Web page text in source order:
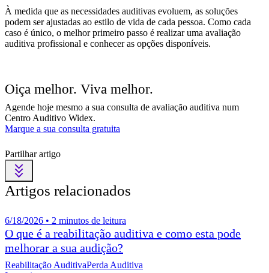
À medida que as necessidades auditivas evoluem, as soluções
podem ser ajustadas ao estilo de vida de cada pessoa. Como cada
caso é único, o melhor primeiro passo é realizar uma avaliação
auditiva profissional e conhecer as opções disponíveis.
Oiça melhor. Viva melhor.
Agende hoje mesmo a sua consulta de avaliação auditiva num
Centro Auditivo Widex.
Marque a sua consulta gratuita
Partilhar artigo
Artigos relacionados
6/18/2026 • 2 minutos de leitura
O que é a reabilitação auditiva e como esta pode
melhorar a sua audição?
Reabilitação AuditivaPerda Auditiva